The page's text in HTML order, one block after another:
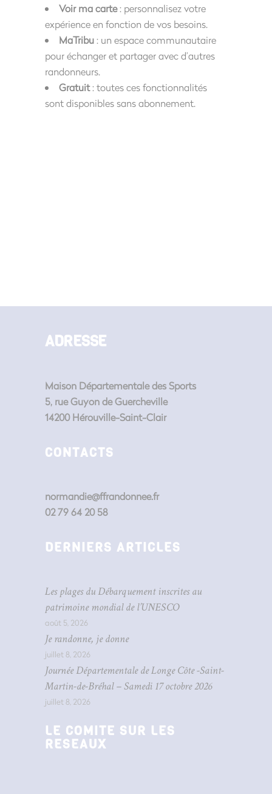
Voir ma carte: personnalisez votre
expérience en fonction de vos besoins.
MaTribu: un espace communautaire
pour échanger et partager avec d’autres
randonneurs.
Gratuit: toutes ces fonctionnalités
sont disponibles sans abonnement.
ADRESSE
Maison Départementale des Sports
5, rue Guyon de Guercheville
14200 Hérouville-Saint-Clair
CONTACTS
normandie@ffrandonnee.fr
02 79 64 20 58
DERNIERS ARTICLES
Les plages du Débarquement inscrites au
patrimoine mondial de l’UNESCO
août 5, 2026
Je randonne, je donne
juillet 8, 2026
Journée Départementale de Longe Côte -Saint-
Martin-de-Bréhal – Samedi 17 octobre 2026
juillet 8, 2026
LE COMITE SUR LES
RESEAUX